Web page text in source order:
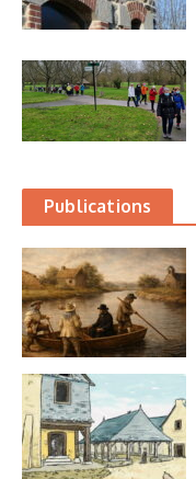
Publications